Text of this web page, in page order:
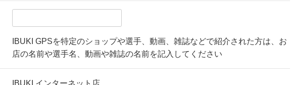
IBUKI GPSを特定のショップや選手、動画、雑誌などで紹介された方は、お
店の名前や選手名、動画や雑誌の名前を記入してください
IBUKI インターネット店